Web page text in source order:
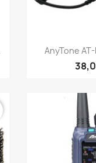

AnyTone AT-